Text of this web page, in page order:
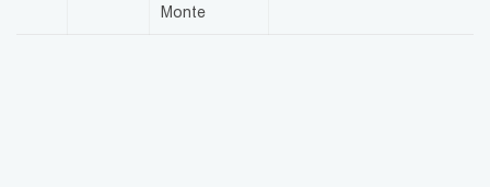
Monte